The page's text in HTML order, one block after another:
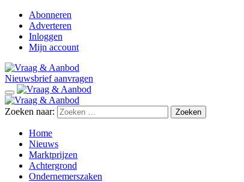
Abonneren
Adverteren
Inloggen
Mijn account
Nieuwsbrief aanvragen
Zoeken naar:
Home
Nieuws
Marktprijzen
Achtergrond
Ondernemerszaken